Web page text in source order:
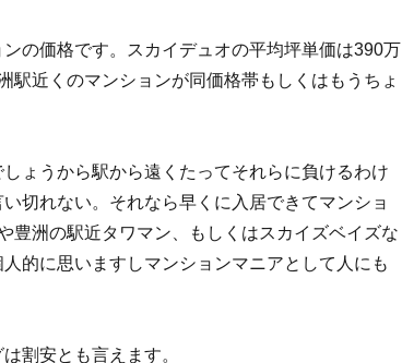
の価格です。スカイデュオの平均坪単価は390万
駅近くのマンションが同価格帯もしくはもうちょ
ょうから駅から遠くたってそれらに負けるわけ
切れない。それなら早くに入居できてマンショ
豊洲の駅近タワマン、もしくはスカイズベイズな
的に思いますしマンションマニアとして人にも
割安とも言えます。